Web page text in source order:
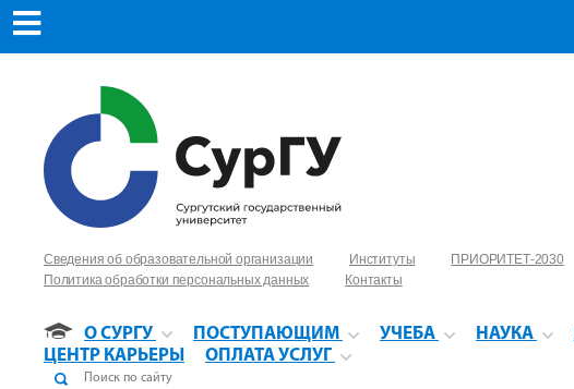
Сведения об образовательной организации Институты ПРИОРИТЕТ-2030
Политика обработки персональных данных
Контакты
О СУРГУ ПОСТУПАЮЩИМ УЧЕБА НАУКА
ЦЕНТР КАРЬЕРЫ
ОПЛАТА УСЛУГ